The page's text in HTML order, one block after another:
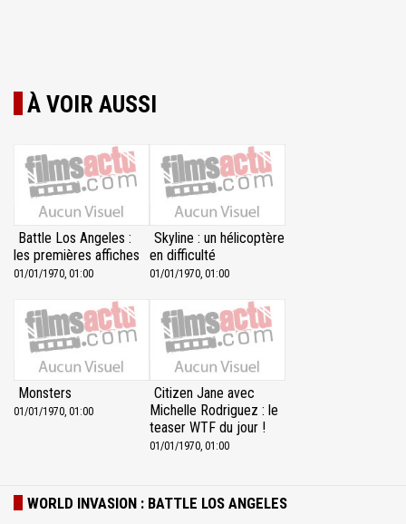
À VOIR AUSSI
Battle Los Angeles :
les premières affiches
01/01/1970, 01:00
Skyline : un hélicoptère
en difficulté
01/01/1970, 01:00
Monsters
01/01/1970, 01:00
Citizen Jane avec
Michelle Rodriguez : le
teaser WTF du jour !
01/01/1970, 01:00
WORLD INVASION : BATTLE LOS ANGELES